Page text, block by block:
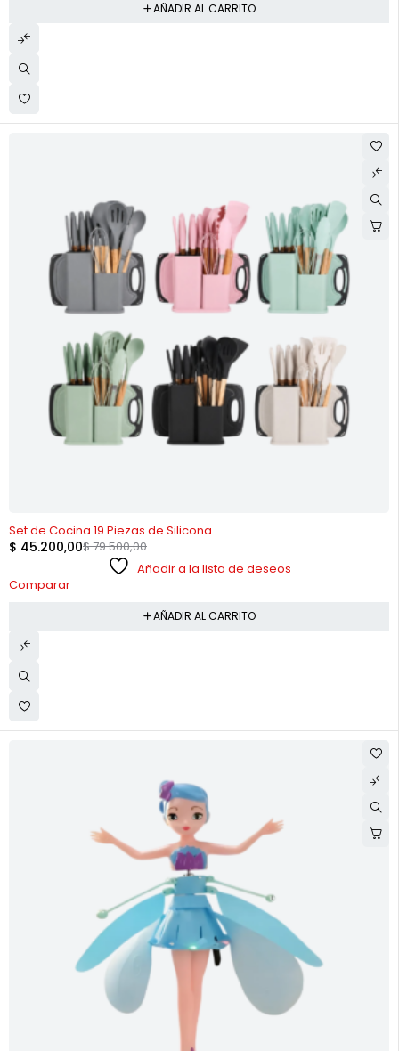
AÑADIR AL CARRITO
-43%
Set de Cocina 19 Piezas de Silicona
$79.500,00
$ 45.200,00
Añadir a la lista de deseos
Comparar
AÑADIR AL CARRITO